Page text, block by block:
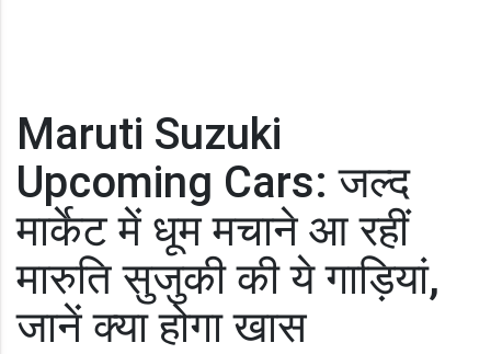
Maruti Suzuki
Upcoming Cars: जल्द
मार्केट में धूम मचाने आ रहीं
मारुति सुजुकी की ये गाड़ियां,
जानें क्या होगा खास